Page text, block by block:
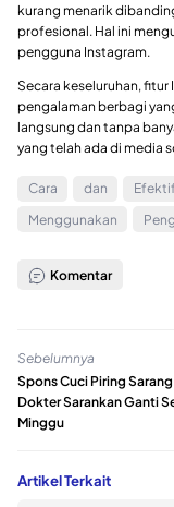
kurang menarik
profesional. Hal ini
pengguna Instagram.
Secara keseluruhan,
pengalaman berbagi
langsung dan tanpa
yang telah ada di media
Cara dan
Menggunakan
Komentar
Sebelumnya
Spons Cuci Piring
Dokter Sarankan Ganti
Minggu
Artikel Terkait